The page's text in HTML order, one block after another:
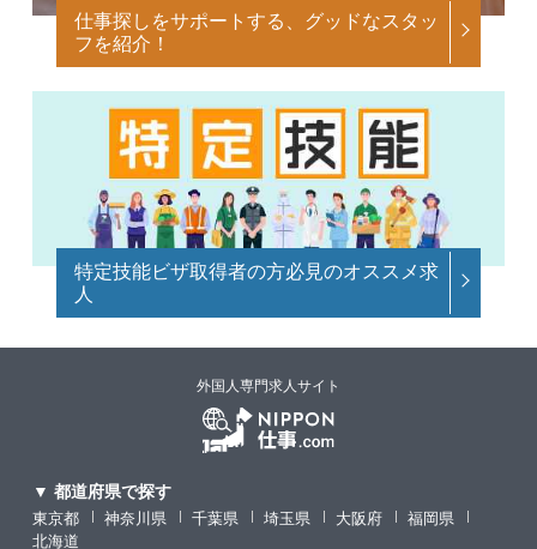
仕事探しをサポートする、グッドなスタッ
フを紹介！
特定技能ビザ取得者の方必見のオススメ求
人
外国人専門求人サイト
▼ 都道府県で探す
東京都 神奈川県 千葉県 埼玉県 大阪府
福岡県
北海道